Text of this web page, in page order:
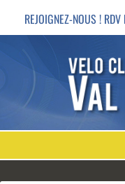
REJOIGNEZ-NOUS !